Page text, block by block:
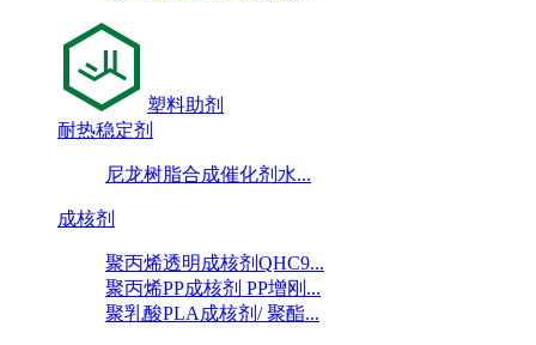
塑料助剂
耐热稳定剂
尼龙树脂合成催化剂水...
成核剂
聚丙烯透明成核剂QHC9...
聚丙烯PP成核剂 PP增刚...
聚乳酸PLA成核剂/ 聚酯...